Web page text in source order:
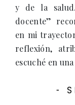
y de la
docente”
en mi
reflexión,
escuché en
-